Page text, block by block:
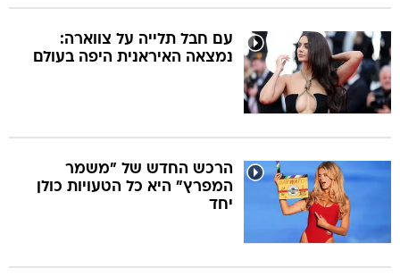
עם חבל תלייה על צווארה:
נמצאה האיראנית היפה בעולם
הרכש החדש של "משמר
המפרץ" היא כל הטעויות כולן
יחד